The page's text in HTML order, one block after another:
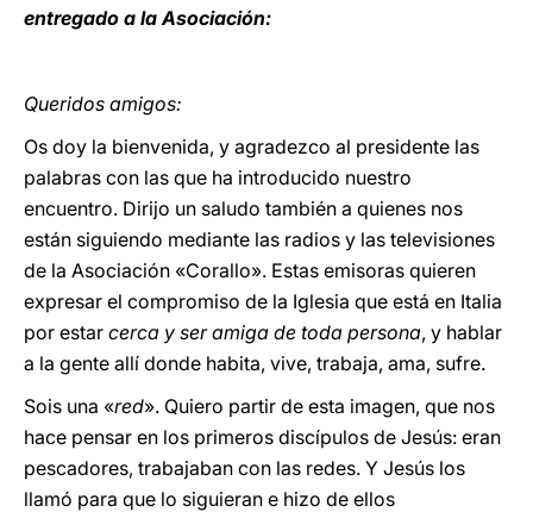
entregado a la Asociación:
Queridos amigos:
Os doy la bienvenida, y agradezco al presidente las
palabras con las que ha introducido nuestro
encuentro. Dirijo un saludo también a quienes nos
están siguiendo mediante las radios y las televisiones
de la Asociación «Corallo». Estas emisoras quieren
expresar el compromiso de la Iglesia que está en Italia
por estar cerca y ser amiga de toda persona, y hablar
a la gente allí donde habita, vive, trabaja, ama, sufre.
Sois una «red». Quiero partir de esta imagen, que nos
hace pensar en los primeros discípulos de Jesús: eran
pescadores, trabajaban con las redes. Y Jesús los
llamó para que lo siguieran e hizo de ellos